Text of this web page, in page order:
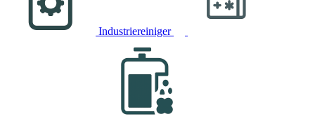
Industriereiniger